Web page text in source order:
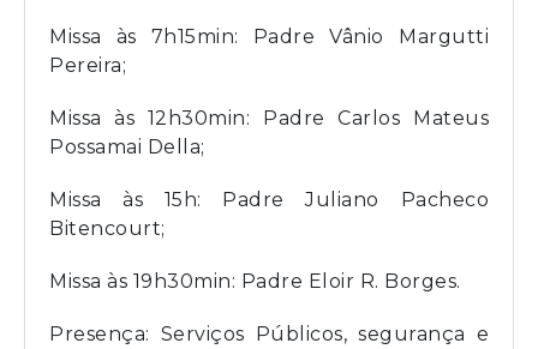
Missa às 7h15min: Padre Vânio Margutti
Pereira;
Missa às 12h30min: Padre Carlos Mateus
Possamai Della;
Missa às 15h: Padre Juliano Pacheco
Bitencourt;
Missa às 19h30min: Padre Eloir R. Borges.
Presença: Serviços Públicos, segurança e